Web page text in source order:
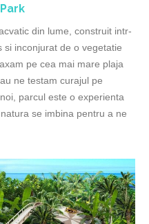
din lume, construit intr-
si inconjurat de o vegetatie
pe cea mai mare plaja
ne testam curajul pe
parcul este o experienta
se imbina pentru a ne